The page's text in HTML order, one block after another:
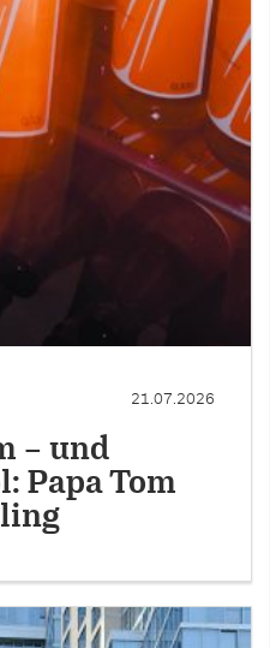
21.07.2026
– und
Papa Tom